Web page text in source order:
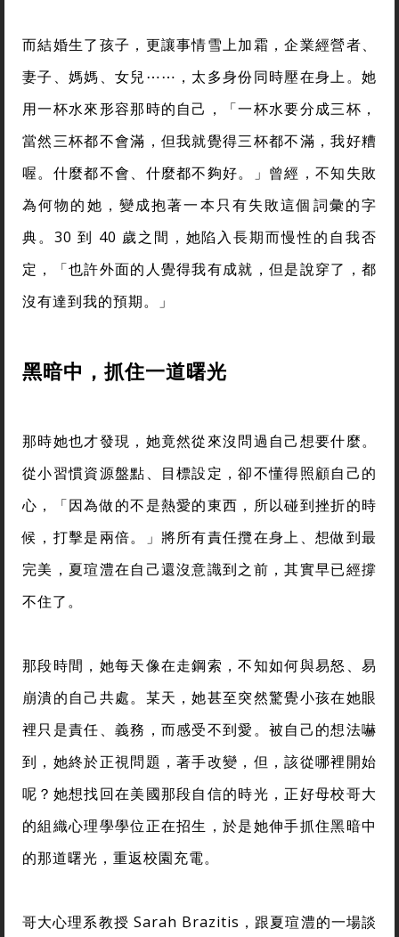
而結婚生了孩子，更讓事情雪上加霜，企業經營者、
妻子、媽媽、女兒⋯⋯，太多身份同時壓在身上。她
用一杯水來形容那時的自己，「一杯水要分成三杯，
當然三杯都不會滿，但我就覺得三杯都不滿，我好糟
喔。什麼都不會、什麼都不夠好。」曾經，不知失敗
為何物的她，變成抱著一本只有失敗這個詞彙的字
典。30 到 40 歲之間，她陷入長期而慢性的自我否
定，「也許外面的人覺得我有成就，但是說穿了，都
沒有達到我的預期。」
黑暗中，抓住一道曙光
那時她也才發現，她竟然從來沒問過自己想要什麼。
從小習慣資源盤點、目標設定，卻不懂得照顧自己的
心，「因為做的不是熱愛的東西，所以碰到挫折的時
候，打擊是兩倍。」將所有責任攬在身上、想做到最
完美，夏瑄澧在自己還沒意識到之前，其實早已經撐
不住了。
那段時間，她每天像在走鋼索，不知如何與易怒、易
崩潰的自己共處。某天，她甚至突然驚覺小孩在她眼
裡只是責任、義務，而感受不到愛。被自己的想法嚇
到，她終於正視問題，著手改變，但，該從哪裡開始
呢？她想找回在美國那段自信的時光，正好母校哥大
的組織心理學學位正在招生，於是她伸手抓住黑暗中
的那道曙光，重返校園充電。
哥大心理系教授 Sarah Brazitis，跟夏瑄澧的一場談